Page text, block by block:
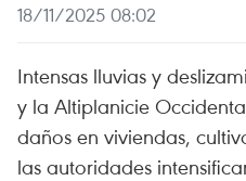
18/11/2025 08:02
Intensas lluvias y
y la Altiplanicie
daños en viviendas,
las autoridades